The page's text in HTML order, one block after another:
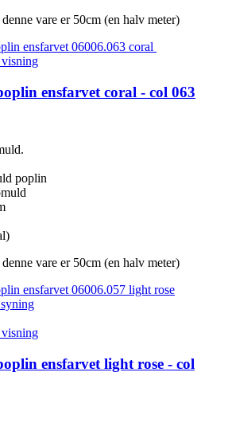
vare er 50cm (en halv meter)
ensfarvet coral - col 063
poplin
vare er 50cm (en halv meter)
ensfarvet light rose - col